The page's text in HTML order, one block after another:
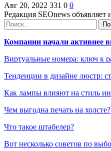
Авг 20, 2022 331 0 0
Редакция SEOnews
Компании начали активнее
Виртуальные номера: ключ к
Тенденции в дизайне люстр:
Как лампы влияют на стиль
Чем выгодна печать на холсте?
Что такое штабелер?
Вот несколько советов по